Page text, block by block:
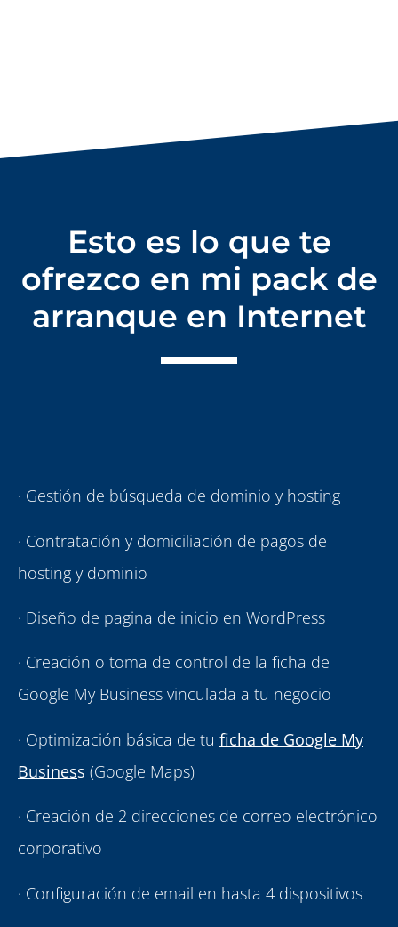
Esto es lo que te
ofrezco en mi pack de
arranque en Internet
· Gestión de búsqueda de dominio y hosting
· Contratación y domiciliación de pagos de
hosting y dominio
· Diseño de pagina de inicio en WordPress
· Creación o toma de control de la ficha de
Google My Business vinculada a tu negocio
· Optimización básica de tu ficha de Google My
Business (Google Maps)
· Creación de 2 direcciones de correo electrónico
corporativo
· Configuración de email en hasta 4 dispositivos